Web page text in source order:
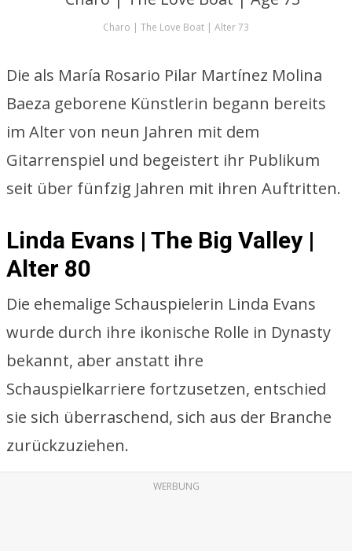
Charo | The Love Boat | Alter 73
Die als María Rosario Pilar Martínez Molina
Baeza geborene Künstlerin begann bereits
im Alter von neun Jahren mit dem
Gitarrenspiel und begeistert ihr Publikum
seit über fünfzig Jahren mit ihren Auftritten.
Linda Evans | The Big Valley |
Alter 80
Die ehemalige Schauspielerin Linda Evans
wurde durch ihre ikonische Rolle in Dynasty
bekannt, aber anstatt ihre
Schauspielkarriere fortzusetzen, entschied
sie sich überraschend, sich aus der Branche
zurückzuziehen.
WERBUNG